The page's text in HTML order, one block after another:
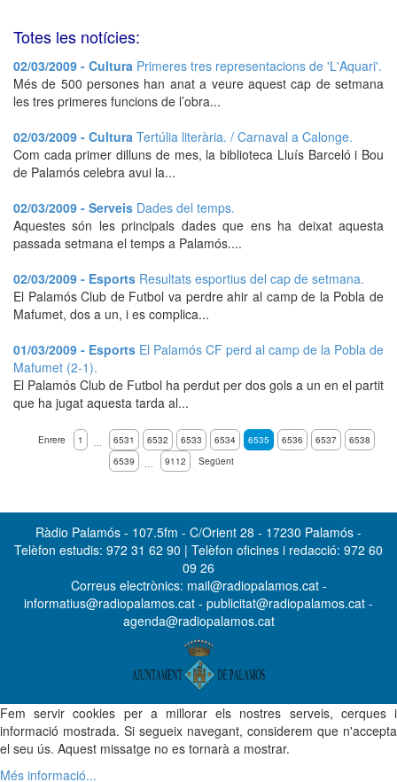
Totes les notícies:
02/03/2009 - Cultura Primeres tres representacions de 'L'Aquari'.
Més de 500 persones han anat a veure aquest cap de setmana
les tres primeres funcions de l’obra...
02/03/2009 - Cultura Tertúlia literària. / Carnaval a Calonge.
Com cada primer dilluns de mes, la biblioteca Lluís Barceló i Bou
de Palamós celebra avui la...
02/03/2009 - Serveis Dades del temps.
Aquestes són les principals dades que ens ha deixat aquesta
passada setmana el temps a Palamós....
02/03/2009 - Esports Resultats esportius del cap de setmana.
El Palamós Club de Futbol va perdre ahir al camp de la Pobla de
Mafumet, dos a un, i es complica...
01/03/2009 - Esports El Palamós CF perd al camp de la Pobla de
Mafumet (2-1).
El Palamós Club de Futbol ha perdut per dos gols a un en el partit
que ha jugat aquesta tarda al...
Enrere 1 … 6531 6532 6533 6534 6535 6536 6537
6538
6539
… 9112 Següent
Ràdio Palamós - 107.5fm - C/Orient 28 - 17230 Palamós -
Telèfon estudis: 972 31 62 90 | Telèfon oficines i redacció: 972 60
09 26
Correus electrònics: mail@radiopalamos.cat -
informatius@radiopalamos.cat - publicitat@radiopalamos.cat -
agenda@radiopalamos.cat
Fem servir cookies per a millorar els nostres serveis, cerques i
informació mostrada. Si segueix navegant, considerem que n'accepta
el seu ús. Aquest missatge no es tornarà a mostrar.
Més informació...